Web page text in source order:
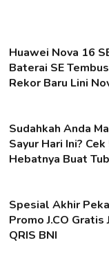
Huawei Nova 16
Baterai SE
Rekor Baru Lini
Sudahkah Anda
Sayur Hari Ini?
Hebatnya Buat
Spesial Akhir
Promo J.CO Gratis
QRIS BNI